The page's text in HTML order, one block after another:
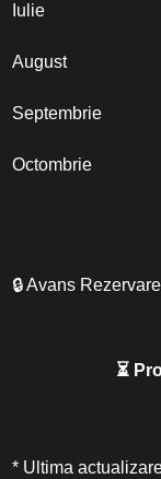
Iulie
August
Septembrie
Octombrie
🔒 Avans Rezervare
⏳
* Ultima